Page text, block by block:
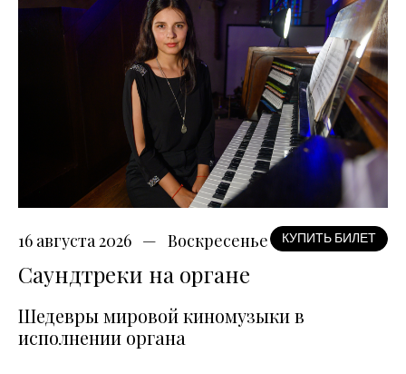
16 августа 2026 Воскресенье КУПИТЬ БИЛЕТ
Саундтреки на органе
Шедевры мировой киномузыки в
исполнении органа